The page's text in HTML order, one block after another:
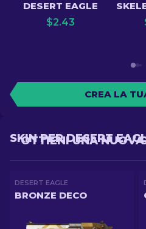
DESERT EAGLE
$2.43
CREA LA
OTTIENI UNA
SKIN PER DESERT
DESERT EAGLE
BRONZE DECO